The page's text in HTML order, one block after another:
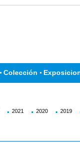
Colección
2021 2020 2019